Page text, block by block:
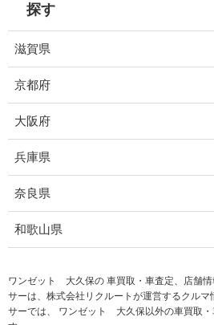
探す
滋賀県
京都府
大阪府
兵庫県
奈良県
和歌山県
ワンゼット 大久保の 車買取・車査定、店舗
サーは、株式会社リクルートが運営するクル
サーでは、 ワンゼット 大久保以外の車買取